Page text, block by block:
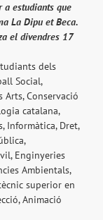
a estudiants que
La Dipu et Beca.
el divendres 17
dels
Social,
Arts, Conservació
catalana,
Informàtica, Dret,
Enginyeries
Ambientals,
superior en
Animació